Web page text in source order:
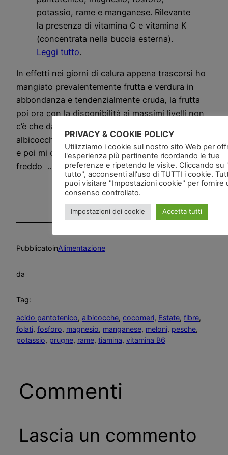
potassio, rame e manganese. Rilevante
la presenza di vitamina C e vitamina K
(concentrata nella buccia esterna).
Leggi tutto.
In effetti nei giorni di calura appena trascorsi ho
mangiato prevalentemente frutta e verdura in
abbondanza e tendenzialmente cruda, la frutta
poi ora con la disponibilità ai massimi livelli non
c’è che da sbizzarrirsi, prugne, pesche,
albicocche, meloni, cocomeri e tanta altra frutta,
e poi mi chiedono il perché non sopporto il
freddo …
PubblicatoinAlimentazione
da
Tag:
acido pantotenico, albicocche, cocomeri, Estate, fibre
folati, fosforo, magnesio, manganese, meloni, pesche
potassio, prugne, rame, tiamina, vitamina B6
Commenti
Lascia un commento
PRIVACY & COOKIE POLICY
Utilizziamo i cookie sul nostro sito Web per
l'esperienza più pertinente ricordando le tue
preferenze e ripetendo le visite. Cliccando su
tutto", acconsenti all'uso di TUTTI i cookie.
puoi visitare "Impostazioni cookie" per fornire
consenso controllato.
Impostazioni dei cookie Accetta tutti